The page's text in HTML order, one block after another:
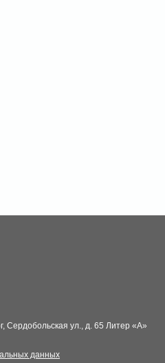
данных
Сердобольская ул., д. 65 Литер «А»